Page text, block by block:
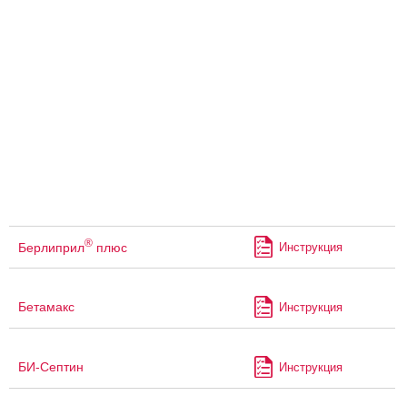
Берлиприл® плюс Инструкция
Бетамакс Инструкция
БИ-Септин Инструкция